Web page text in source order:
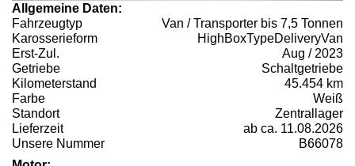
Allgemeine Daten:
Fahrzeugtyp
Van / Transporter bis 7,5 Tonnen
Karosserieform
HighBoxTypeDeliveryVan
Erst-Zul.
Aug / 2023
Getriebe
Schaltgetriebe
Kilometerstand
45.454 km
Farbe
Weiß
Standort
Zentrallager
Lieferzeit
ab ca. 11.08.2026
Unsere Nummer
B66078